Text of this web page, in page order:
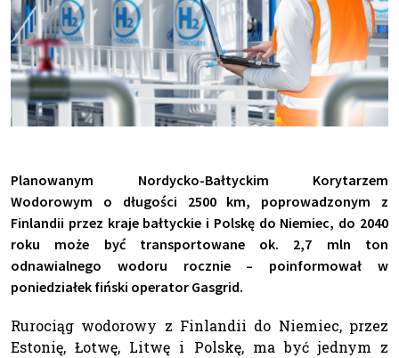
Planowanym Nordycko-Bałtyckim Korytarzem
Wodorowym o długości 2500 km, poprowadzonym z
Finlandii przez kraje bałtyckie i Polskę do Niemiec, do 2040
roku może być transportowane ok. 2,7 mln ton
odnawialnego wodoru rocznie – poinformował w
poniedziałek fiński operator Gasgrid.
Rurociąg wodorowy z Finlandii do Niemiec, przez
Estonię, Łotwę, Litwę i Polskę, ma być jednym z